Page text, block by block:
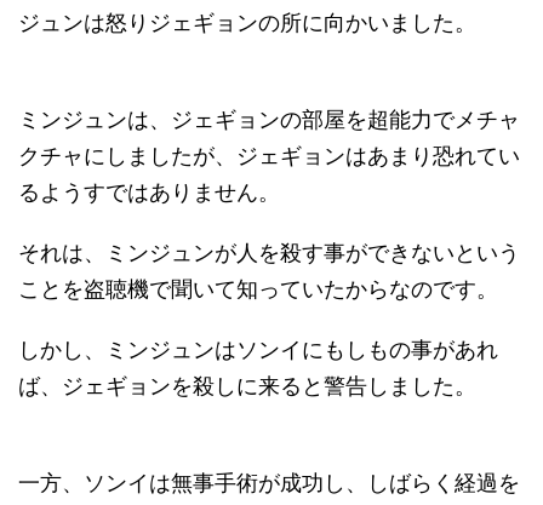
ジュンは怒りジェギョンの所に向かいました。
ミンジュンは、ジェギョンの部屋を超能力でメチャ
クチャにしましたが、ジェギョンはあまり恐れてい
るようすではありません。
それは、ミンジュンが人を殺す事ができないという
ことを盗聴機で聞いて知っていたからなのです。
しかし、ミンジュンはソンイにもしもの事があれ
ば、ジェギョンを殺しに来ると警告しました。
一方、ソンイは無事手術が成功し、しばらく経過を